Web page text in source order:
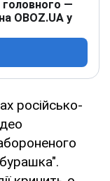
головного —
OBOZ.UA у
російсько-